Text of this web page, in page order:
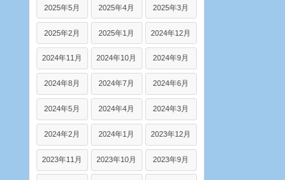
2025年5月 2025年4月 2025年3月
2025年2月 2025年1月 2024年12月
2024年11月 2024年10月 2024年9月
2024年8月 2024年7月 2024年6月
2024年5月 2024年4月 2024年3月
2024年2月 2024年1月 2023年12月
2023年11月 2023年10月 2023年9月